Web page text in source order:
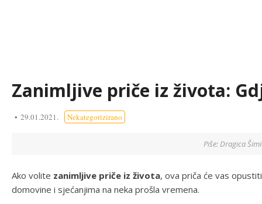
Zanimljive priče iz života:
29.01.2021. Nekategorizirano
Piše: Dragica
Ako volite zanimljive priče iz života, ova priča će vas
domovine i sjećanjima na neka prošla vremena.